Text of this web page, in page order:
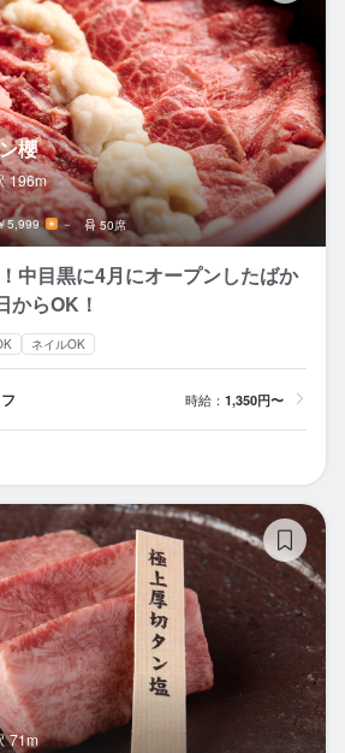
櫻
196m
5,999 － 50席
中目黒に4月にオープンしたばか
からOK！
ネイルOK
時給： 1,350円〜
71m